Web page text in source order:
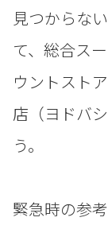
見つからな
て、総合ス
ウントスト
店（ヨドバ
う。
緊急時の参